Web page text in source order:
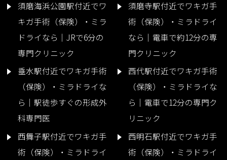
須磨海浜公園駅付近でワ
キガ手術（保険）・ミラ
ドライなら｜JRで6分の
専門クリニック
須磨寺駅付近でワキガ手
術（保険）・ミラドライ
なら｜電車で約12分の専
門クリニック
垂水駅付近でワキガ手術
（保険）・ミラドライな
ら｜駅徒歩すぐの形成外
科専門医
西代駅付近でワキガ手術
（保険）・ミラドライな
ら｜電車で12分の専門ク
リニック
西舞子駅付近でワキガ手
術（保険）・ミラドライ
西明石駅付近でワキガ手
術（保険）・ミラドライ